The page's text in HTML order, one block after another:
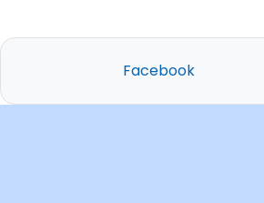
Facebook